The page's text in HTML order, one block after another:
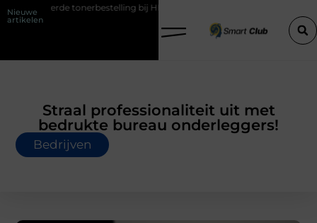
Nieuwe
artikelen
bij HP printers Onzichtbare sokken met maximaal
Straal professionaliteit uit met
bedrukte bureau onderleggers!
Bedrijven